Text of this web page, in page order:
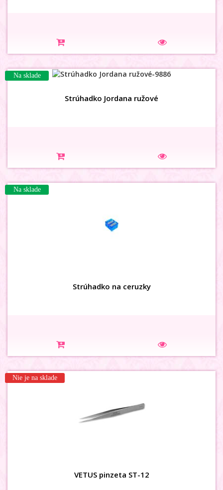
Na sklade
Strúhadko Jordana ružové
Na sklade
Strúhadko na ceruzky
Nie je na sklade
VETUS pinzeta ST-12